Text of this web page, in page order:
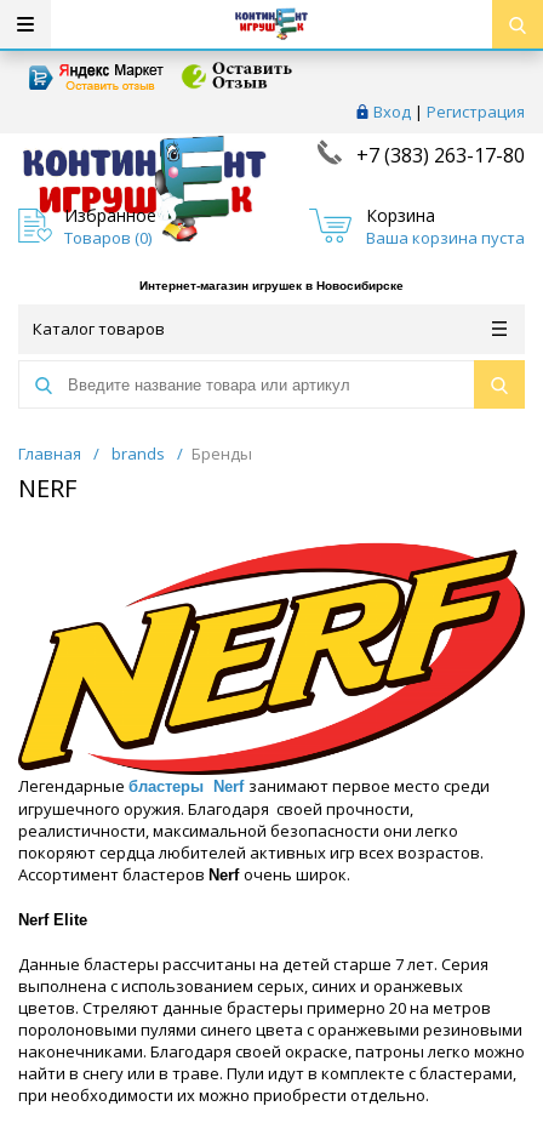
Вход | Регистрация
+7 (383) 263-17-80
Избранное
Товаров (0)
Корзина
Ваша корзина пуста
Интернет-магазин игрушек в Новосибирске
Каталог товаров
Главная / brands / Бренды
NERF
Легендарные бластеры Nerf занимают первое место среди
игрушечного оружия. Благодаря своей прочности,
реалистичности, максимальной безопасности они легко
покоряют сердца любителей активных игр всех возрастов.
Ассортимент бластеров Nerf очень широк.
Nerf Elite
Данные бластеры рассчитаны на детей старше 7 лет. Серия
выполнена с использованием серых, синих и оранжевых
цветов. Стреляют данные брастеры примерно 20 на метров
поролоновыми пулями синего цвета с оранжевыми резиновыми
наконечниками. Благодаря своей окраске, патроны легко можно
найти в снегу или в траве. Пули идут в комплекте с бластерами,
при необходимости их можно приобрести отдельно.